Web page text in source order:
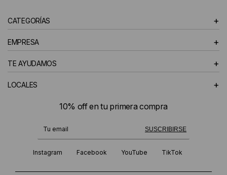
HOMBRE
CATEGORÍAS +
EMPRESA +
TE AYUDAMOS +
LOCALES +
10% off en tu primera compra
SUSCRIBIRSE
¡Te suscribiste exitosamente!
Instagram Facebook YouTube TikTok